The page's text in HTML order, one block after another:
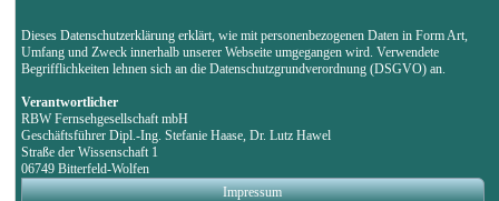
Dieses Datenschutzerklärung erklärt, wie mit personenbezogenen Daten in Form Art,
Umfang und Zweck innerhalb unserer Webseite umgegangen wird. Verwendete
Begrifflichkeiten lehnen sich an die Datenschutzgrundverordnung (DSGVO) an.
Verantwortlicher
RBW Fernsehgesellschaft mbH
Geschäftsführer Dipl.-Ing. Stefanie Haase, Dr. Lutz Hawel
Straße der Wissenschaft 1
06749 Bitterfeld-Wolfen
Impressum